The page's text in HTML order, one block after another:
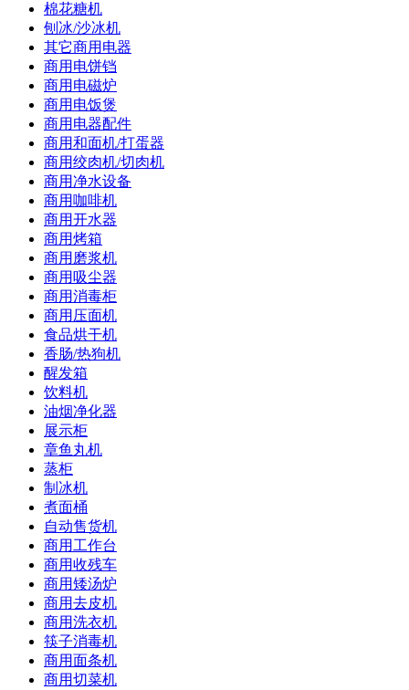
棉花糖机
刨冰/沙冰机
其它商用电器
商用电饼铛
商用电磁炉
商用电饭煲
商用电器配件
商用和面机/打蛋器
商用绞肉机/切肉机
商用净水设备
商用咖啡机
商用开水器
商用烤箱
商用磨浆机
商用吸尘器
商用消毒柜
商用压面机
食品烘干机
香肠/热狗机
醒发箱
饮料机
油烟净化器
展示柜
章鱼丸机
蒸柜
制冰机
煮面桶
自动售货机
商用工作台
商用收残车
商用矮汤炉
商用去皮机
商用洗衣机
筷子消毒机
商用面条机
商用切菜机